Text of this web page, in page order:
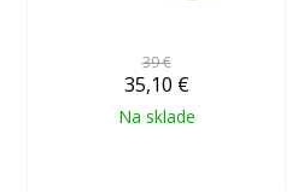
39 €
35,10 €
Na sklade